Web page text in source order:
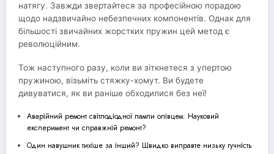
натягу. Завжди звертайтеся за професійною порадою
щодо надзвичайно небезпечних компонентів. Однак для
більшості звичайних жорстких пружин цей метод є
революційним.
Тож наступного разу, коли ви зіткнетеся з упертою
пружиною, візьміть стяжку-хомут. Ви будете
дивуватися, як ви раніше обходилися без неї!
Аварійний ремонт світлодіодної лампи олівцем: Науковий
експеримент чи справжній ремонт?
Один навушник тихіше за інший? Швидко виправте низьку гучність